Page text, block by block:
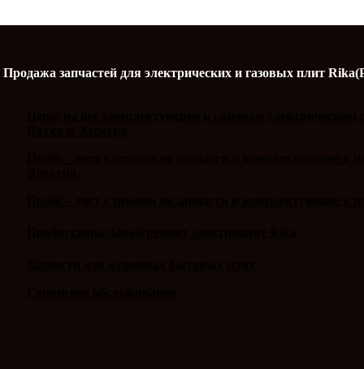
Продажа запчастей для электрических и газовых плит